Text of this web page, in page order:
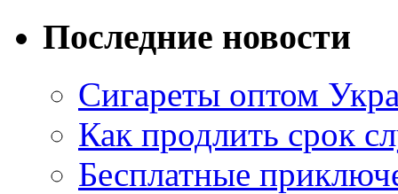
Последние новости
Сигареты оптом
Как продлить срок
Бесплатные